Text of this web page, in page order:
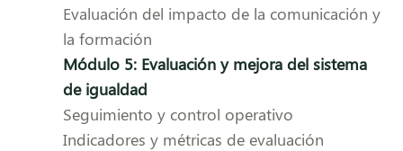
Evaluación del impacto de la comunicación y
la formación
Módulo 5: Evaluación y mejora del sistema
de igualdad
Seguimiento y control operativo
Indicadores y métricas de evaluación